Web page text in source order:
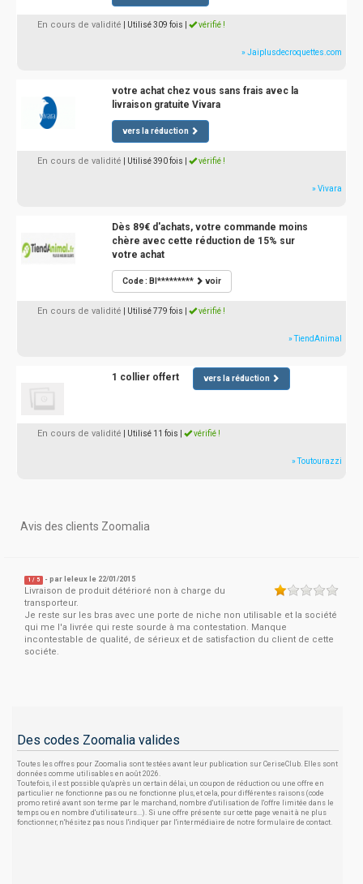
En cours de validité | Utilisé 309 fois vérifié !
» Jaiplusdecroquettes.com
votre achat chez vous sans frais avec la
livraison gratuite Vivara
vers la réduction
En cours de validité | Utilisé 390 fois vérifié !
» Vivara
Dès 89€ d'achats, votre commande moins
chère avec cette réduction de 15% sur
votre achat
Code : BI********* voir
En cours de validité | Utilisé 779 fois vérifié !
» TiendAnimal
1 collier offert vers la réduction
En cours de validité | Utilisé 11 fois vérifié !
» Toutourazzi
Avis des clients Zoomalia
1 / 5 - par leleux le 22/01/2015
Livraison de produit détérioré non à charge du
transporteur.
Je reste sur les bras avec une porte de niche non utilisable et la société
qui me l'a livrée qui reste sourde à ma contestation. Manque
incontestable de qualité, de sérieux et de satisfaction du client de cette
sociéte.
Des codes Zoomalia valides
Toutes les offres pour Zoomalia sont testées avant leur publication sur CeriseClub. Elles sont
données comme utilisables en août 2026.
Toutefois, il est possible qu'après un certain délai, un coupon de réduction ou une offre en
particulier ne fonctionne pas ou ne fonctionne plus, et cela, pour différentes raisons (code
promo retiré avant son terme par le marchand, nombre d'utilisation de l'offre limitée dans le
temps ou en nombre d'utilisateurs...). Si une offre présente sur cette page venait à ne plus
fonctionner, n'hésitez pas nous l'indiquer par l'intermédiaire de notre formulaire de contact.